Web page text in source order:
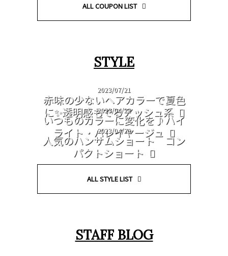
ALL COUPON LIST
STYLE
2023/07/21
赤味の少ないヘアカラーで夏色
に✨透明感もでるアッシュ系
2023/04/22
いつものカラーに変化を♪ハイ
ライト・バレイヤージュ
2023/04/20
人気のハンサムショート コン
パクトショート
ALL STYLE LIST
STAFF BLOG